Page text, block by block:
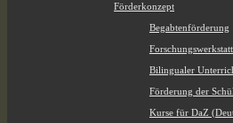
Förderkonzept
Begabtenförderung
Bilingualer
Förderung der
Kurse für DaZ